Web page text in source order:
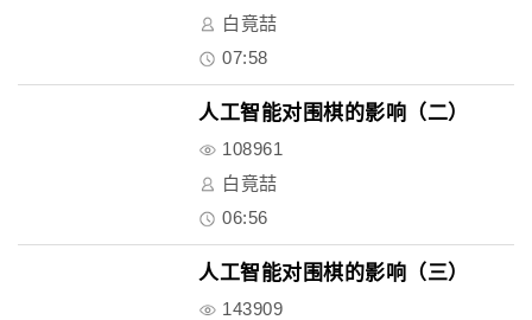
白竟喆
07:58
人工智能对围棋的影响（二）
108961
白竟喆
06:56
人工智能对围棋的影响（三）
143909